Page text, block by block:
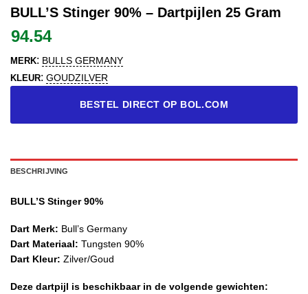
BULL’S Stinger 90% – Dartpijlen 25 Gram
94.54
MERK: BULLS GERMANY
KLEUR: GOUDZILVER
BESTEL DIRECT OP BOL.COM
BESCHRIJVING
BULL’S Stinger 90%
Dart Merk: Bull’s Germany
Dart Materiaal: Tungsten 90%
Dart Kleur: Zilver/Goud
Deze dartpijl is beschikbaar in de volgende gewichten: